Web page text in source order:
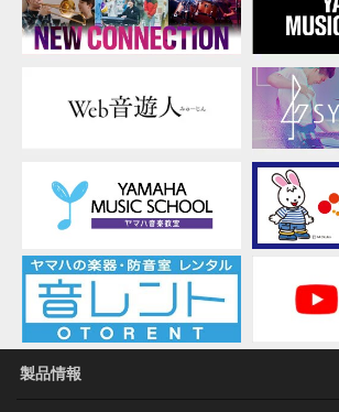
製品情報